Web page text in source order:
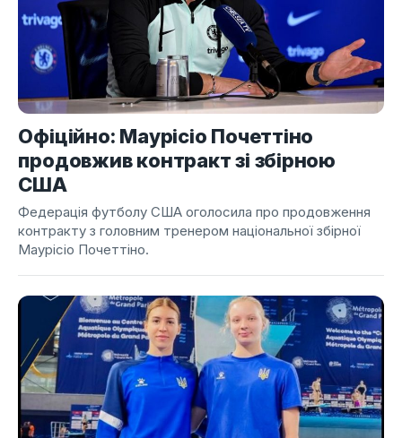
Офіційно: Маурісіо Почеттіно
продовжив контракт зі збірною
США
Федерація футболу США оголосила про продовження
контракту з головним тренером національної збірної
Маурісіо Почеттіно.